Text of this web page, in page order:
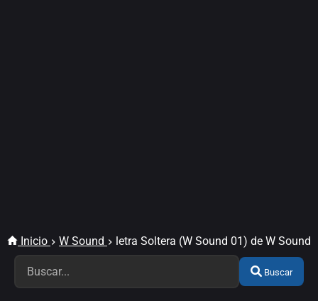
Inicio W Sound letra Soltera (W Sound 01) de W Sound
Buscar